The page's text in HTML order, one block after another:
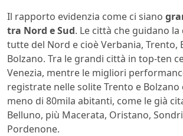
Il rapporto evidenzia come ci siano
tra Nord e Sud. Le città che guidano
tutte del Nord e cioè Verbania, Trento,
Bolzano. Tra le grandi città in top-ten
Venezia, mentre le migliori
registrate nelle solite Trento e Bolzano
meno di 80mila abitanti, come le già
Belluno, più Macerata, Oristano,
Pordenone.